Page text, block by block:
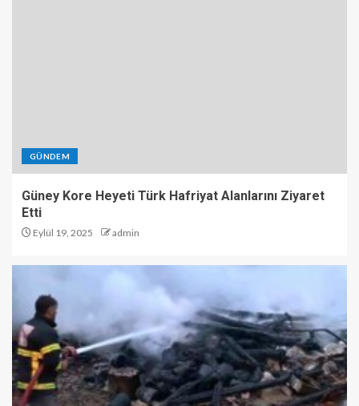
GÜNDEM
Güney Kore Heyeti Türk Hafriyat Alanlarını Ziyaret
Etti
Eylül 19, 2025 admin